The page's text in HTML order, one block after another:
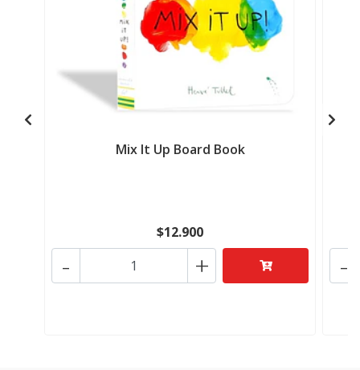
Mix It Up Board Book
$12.900
+
- -